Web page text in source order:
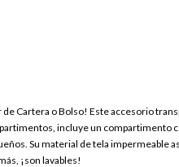
Cartera o Bolso! Este accesorio
incluye un compartimento
Su material de tela impermeable
¡son lavables!